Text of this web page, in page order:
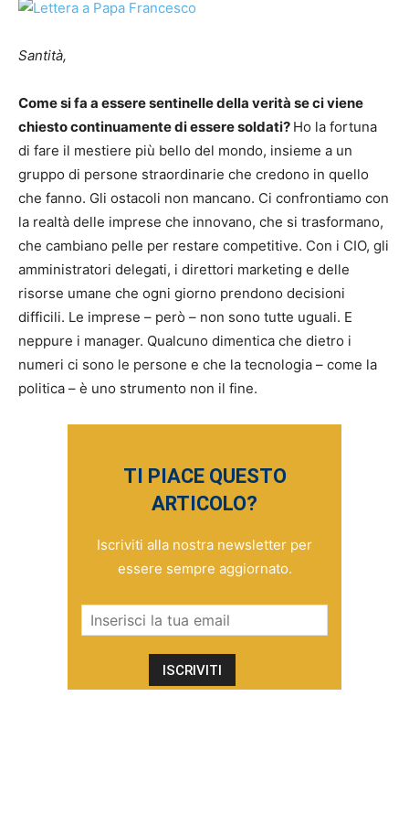
Santità,
Come si fa a essere sentinelle della verità se ci viene
chiesto continuamente di essere soldati? Ho la fortuna
di fare il mestiere più bello del mondo, insieme a un
gruppo di persone straordinarie che credono in quello
che fanno. Gli ostacoli non mancano. Ci confrontiamo con
la realtà delle imprese che innovano, che si trasformano,
che cambiano pelle per restare competitive. Con i CIO, gli
amministratori delegati, i direttori marketing e delle
risorse umane che ogni giorno prendono decisioni
difficili. Le imprese – però – non sono tutte uguali. E
neppure i manager. Qualcuno dimentica che dietro i
numeri ci sono le persone e che la tecnologia – come la
politica – è uno strumento non il fine.
TI PIACE QUESTO
ARTICOLO?
Iscriviti alla nostra newsletter per
essere sempre aggiornato.